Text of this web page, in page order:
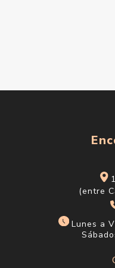
(entre
Lunes a